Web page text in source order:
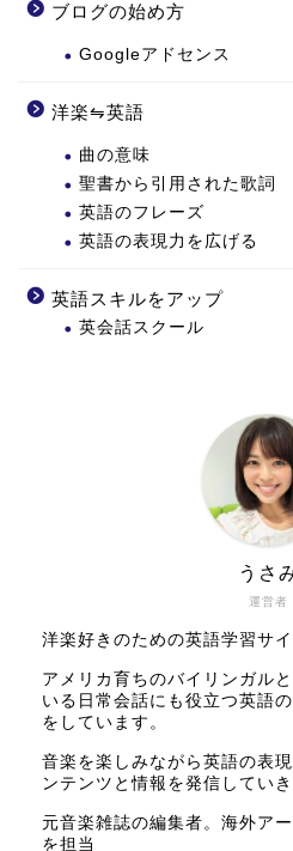
ブログの始め方
Googleアドセンス
洋楽⇋英語
曲の意味
聖書から引用された歌詞
英語のフレーズ
英語の表現力を広げる
英語スキルをアップ
英会話スクール
運営者
うさ
洋楽好きのための英語学習サイ
アメリカ育ちのバイリンガル
いる日常会話にも役立つ英語
をしています。
音楽を楽しみながら英語の表
ンテンツと情報を発信していき
元音楽雑誌の編集者。海外ア
を担当